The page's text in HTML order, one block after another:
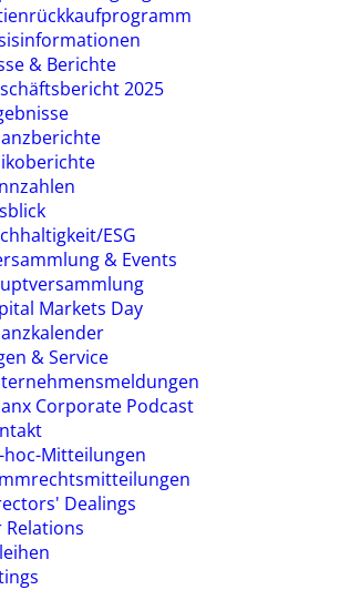
& Berichte
2025
ESG
& Events
Markets Day
& Service
Corporate Podcast
hoc-Mitteilungen
Dealings